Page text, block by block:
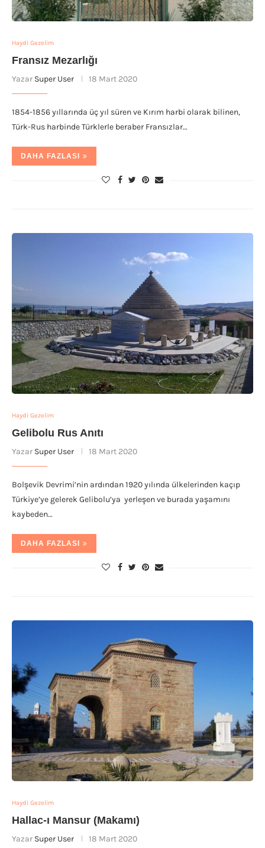
Haydi Gezelim
Fransız Mezarlığı
Yazar Super User 18 Mart 2020
1854-1856 yıllarında üç yıl süren ve Kırım harbi olarak bilinen,
Türk-Rus harbinde Türklerle beraber Fransızlar…
DAHA FAZLASI
Haydi Gezelim
Gelibolu Rus Anıtı
Yazar Super User 18 Mart 2020
Bolşevik Devrimi’nin ardından 1920 yılında ülkelerinden kaçıp
Türkiye’ye gelerek Gelibolu’ya yerleşen ve burada yaşamını
kaybeden…
DAHA FAZLASI
Haydi Gezelim
Hallac-ı Mansur (Makamı)
Yazar Super User 18 Mart 2020